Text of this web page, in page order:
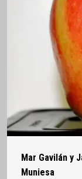
Mar Gavilán y
Muniesa